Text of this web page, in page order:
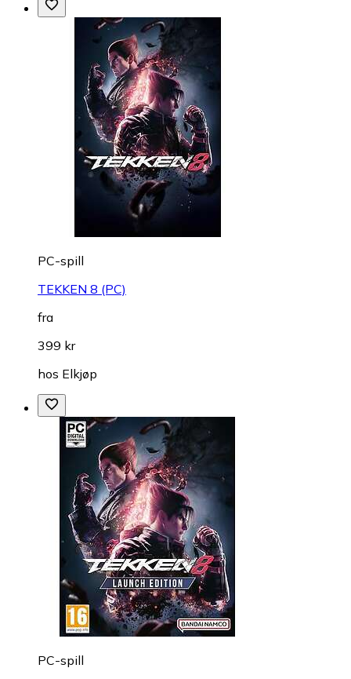
PC-spill
TEKKEN 8 (PC)
fra
399 kr
hos Elkjøp
PC-spill